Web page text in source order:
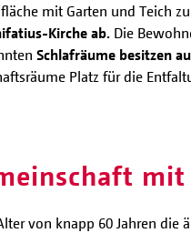
mit Garten und Teich
Kirche ab. Die
Schlafräume besitzen
Platz für die
von knapp 60 Jahren